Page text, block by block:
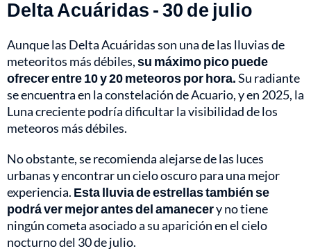
Delta Acuáridas - 30 de julio
Aunque las Delta Acuáridas son una de las lluvias de
meteoritos más débiles,su máximo pico puede
ofrecer entre 10 y 20 meteoros por hora.Su radiante
se encuentra en la constelación de Acuario, y en 2025, la
Luna creciente podría dificultar la visibilidad de los
meteoros más débiles.
No obstante, se recomienda alejarse de las luces
urbanas y encontrar un cielo oscuro para una mejor
experiencia. Esta lluvia de estrellas también se
podrá ver mejor antes del amanecery no tiene
ningún cometa asociado a su aparición en el cielo
nocturno del 30 de julio.